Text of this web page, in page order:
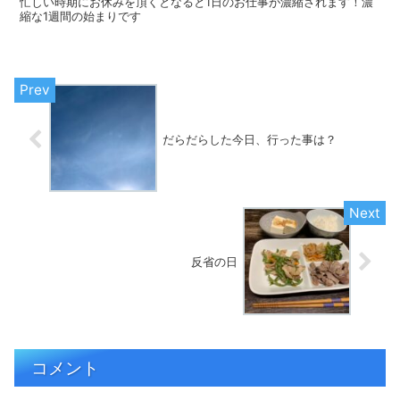
縮な1週間の始まりです
だらだらした今日、行った事は？
反省の日
コメント